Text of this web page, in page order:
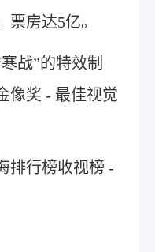
房达5亿。
战”的特效制
像奖 - 最佳视觉
排行榜收视榜 -